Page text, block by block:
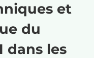
et
du
dans les